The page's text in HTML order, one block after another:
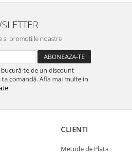
si promotiile noastre
te de un discount
ta comandă. Afla mai multe in
CLIENTI
Metode de Plata